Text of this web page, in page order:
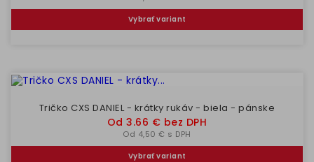
Vybrať variant
Tričko CXS DANIEL - krátky rukáv - biela - pánske
Cena
Od 3.66 € bez DPH
Od 4,50 € s DPH
Vybrať variant